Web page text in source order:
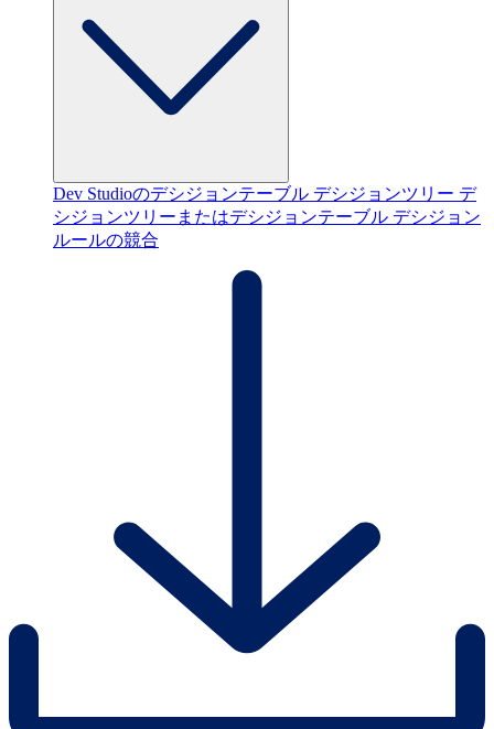
Dev Studioのデシジョンテーブル デシジョンツリー デ
シジョンツリーまたはデシジョンテーブル デシジョン
ルールの競合